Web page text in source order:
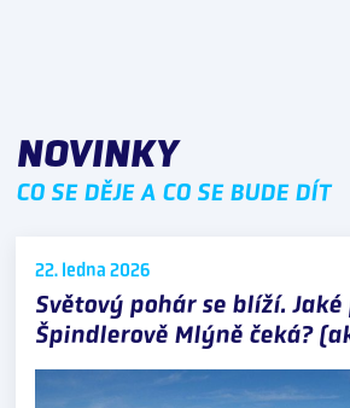
NOVINKY
CO SE DĚJE A CO SE BUDE DÍT
22. ledna 2026
Světový pohár se blíží. Jaké
Špindlerově Mlýně čeká?